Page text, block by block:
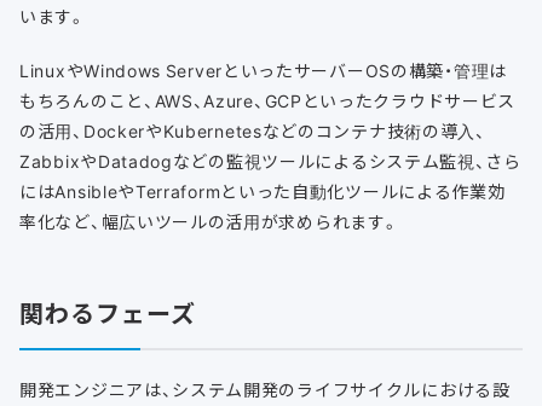
います。
LinuxやWindows ServerといったサーバーOSの構築・管理は
もちろんのこと、AWS、Azure、GCPといったクラウドサービス
の活用、DockerやKubernetesなどのコンテナ技術の導入、
ZabbixやDatadogなどの監視ツールによるシステム監視、さら
にはAnsibleやTerraformといった自動化ツールによる作業効
率化など、幅広いツールの活用が求められます。
関わるフェーズ
開発エンジニアは、システム開発のライフサイクルにおける設